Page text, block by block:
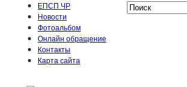
ЕПСП ЧР
Новости
Фотоальбом
Онлайн обращение
Контакты
Карта сайта